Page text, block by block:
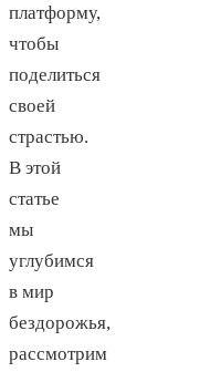
платформу,
чтобы
поделиться
своей
страстью.
В этой
статье
мы
углубимся
в мир
бездорожья,
рассмотрим